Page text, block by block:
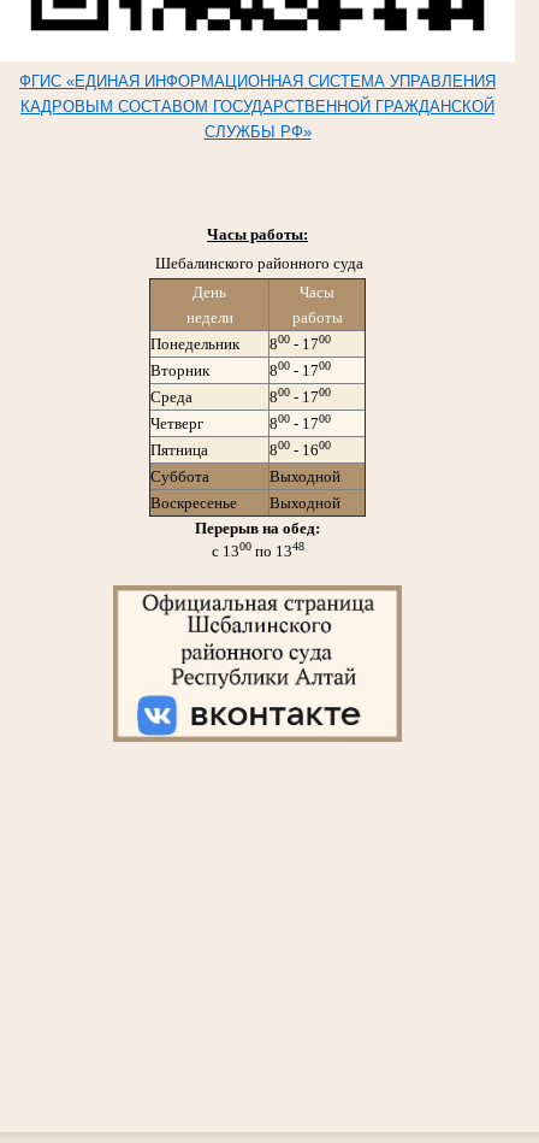
ФГИС «ЕДИНАЯ ИНФОРМАЦИОННАЯ СИСТЕМА УПРАВЛЕНИЯ
КАДРОВЫМ СОСТАВОМ ГОСУДАРСТВЕННОЙ ГРАЖДАНСКОЙ
СЛУЖБЫ РФ»
Часы работы:
Шебалинского районного суда
День
недели
Часы
работы
Понедельник
800 - 1700
Вторник 800 - 1700
Среда 800 - 1700
Четверг 800 - 1700
Пятница 800 - 1600
Суббота
Выходной
Воскресенье
Выходной
Перерыв на обед:
с 1300по 1348